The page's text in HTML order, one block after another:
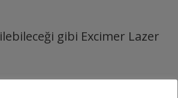
gibi Excimer Lazer